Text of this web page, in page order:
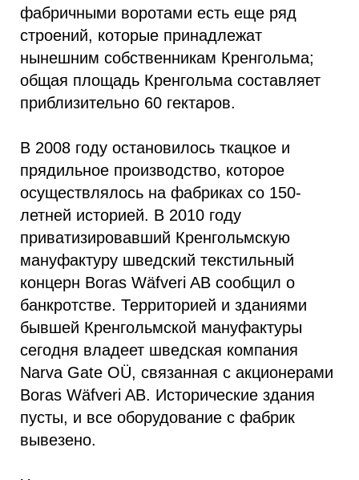
фабричными воротами есть еще ряд
строений, которые принадлежат
нынешним собственникам Кренгольма;
общая площадь Кренгольма составляет
приблизительно 60 гектаров.
В 2008 году остановилось ткацкое и
прядильное производство, которое
осуществлялось на фабриках со 150-
летней историей. В 2010 году
приватизировавший Кренгольмскую
мануфактуру шведский текстильный
концерн Boras Wäfveri AB сообщил о
банкротстве. Территорией и зданиями
бывшей Кренгольмской мануфактуры
сегодня владеет шведская компания
Narva Gate OÜ, связанная с акционерами
Boras Wäfveri AB. Исторические здания
пусты, и все оборудование с фабрик
вывезено.